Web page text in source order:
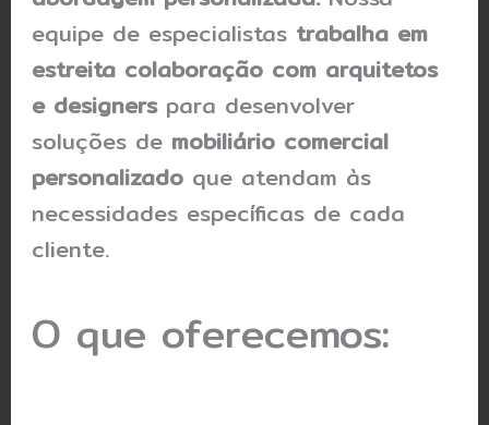
equipe de especialistas trabalha em
estreita colaboração com arquitetos
e designerspara desenvolver
soluções de mobiliário comercial
personalizado que atendam às
necessidades específicas de cada
cliente.
O que oferecemos: